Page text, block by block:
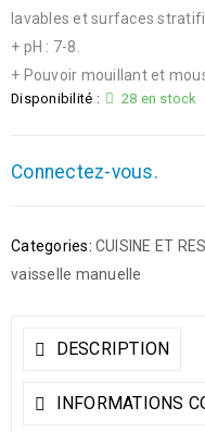
lavables et surfaces
+ pH : 7-8.
+ Pouvoir mouillant et
Disponibilité : 28 en stock
Connectez-vous.
Categories: CUISINE ET
vaisselle manuelle
DESCRIPTION
INFORMATIONS